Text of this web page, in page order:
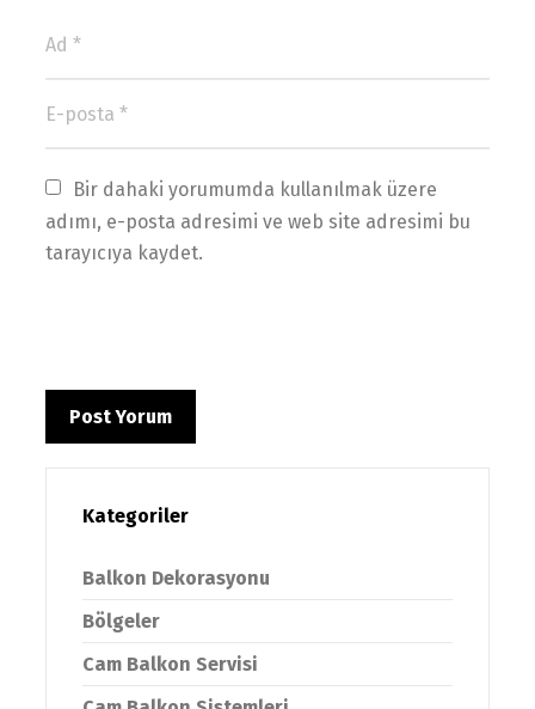
Bir dahaki yorumumda kullanılmak üzere
adımı, e-posta adresimi ve web site adresimi bu
tarayıcıya kaydet.
Kategoriler
Balkon Dekorasyonu
Bölgeler
Cam Balkon Servisi